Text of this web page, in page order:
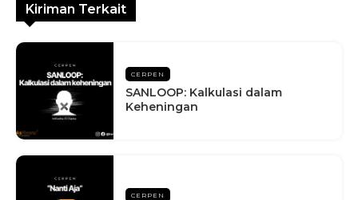
Kiriman Terkait
CERPEN
SANLOOP: Kalkulasi dalam
Keheningan
CERPEN